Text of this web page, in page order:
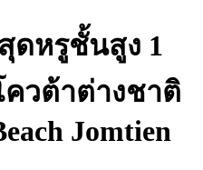
ดหรูชั้นสูง 1
วต้าต่างชาติ
Jomtien